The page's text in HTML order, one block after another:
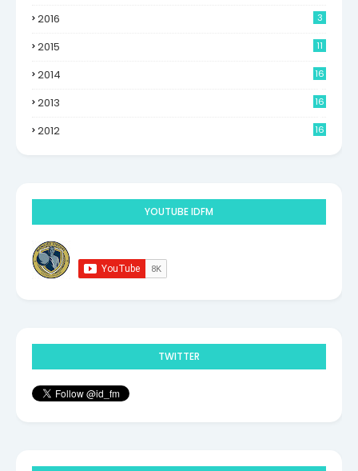
2016 3
2015 11
2014
16
2013
16
2012
16
YOUTUBE IDFM
TWITTER